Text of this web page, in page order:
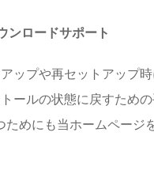
ンロードサポート
ップや再セットアップ
ールの状態に戻すため
めにも当ホームページ